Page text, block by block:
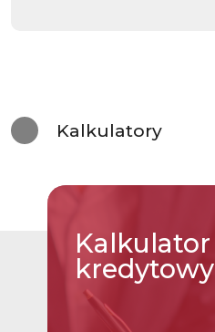
Kalkulatory
Kalkulator
kredytowy